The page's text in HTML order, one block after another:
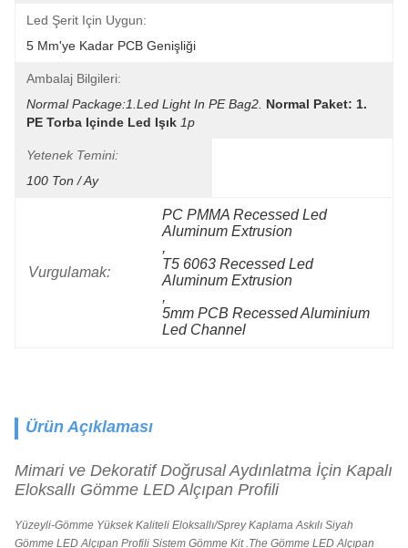
Led Şerit Için Uygun:
5 Mm'ye Kadar PCB Genişliği
Ambalaj Bilgileri:
Normal Package:1.led Light In PE Bag2. Normal Paket: 1.
PE Torba Içinde Led Işık 1p
Yetenek Temini:
100 Ton / Ay
Vurgulamak:
PC PMMA Recessed Led
Aluminum Extrusion
,
T5 6063 Recessed Led
Aluminum Extrusion
,
5mm PCB Recessed Aluminium
Led Channel
Ürün Açıklaması
Mimari ve Dekoratif Doğrusal Aydınlatma İçin Kapalı
Eloksallı Gömme LED Alçıpan Profili
Yüzeyli-Gömme Yüksek Kaliteli Eloksallı/Sprey Kaplama Askılı Siyah
Gömme LED Alçıpan Profili Sistem Gömme Kit .The Gömme LED Alçıpan